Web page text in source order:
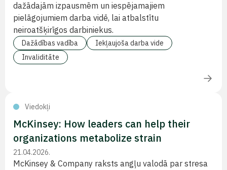
dažādajām izpausmēm un iespējamajiem
pielāgojumiem darba vidē, lai atbalstītu
neiroatšķirīgos darbiniekus.
Dažādības vadība
Iekļaujoša darba vide
Invaliditāte
Viedokļi
McKinsey: How leaders can help their
organizations metabolize strain
21.04.2026.
McKinsey & Company raksts angļu valodā par stresa